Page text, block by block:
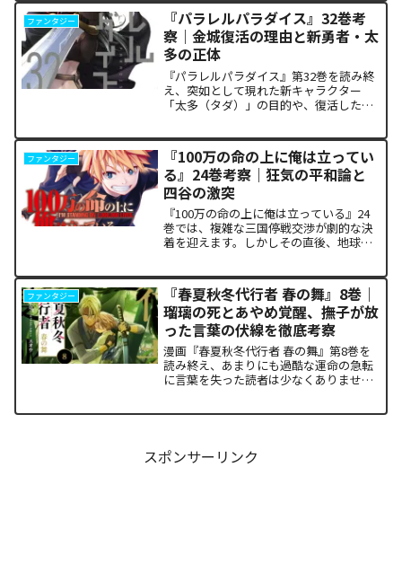
静寂が、一瞬にして極限の戦場へと変貌
するスリルに、多くの読者が...
ファンタジー
『パラレルパラダイス』32巻考
察｜金城復活の理由と新勇者・太
多の正体
『パラレルパラダイス』第32巻を読み終
え、突如として現れた新キャラクター
「太多（タダ）」の目的や、復活した邪
あまりにも重く、今後の世界の行方が気
になっている方も多いはずで...
ファンタジー
『100万の命の上に俺は立ってい
る』24巻考察｜狂気の平和論と
四谷の激突
『100万の命の上に俺は立っている』24
巻では、複雑な三国停戦交渉が劇的な決
着を迎えます。しかしその直後、地球を
ち塞がります。彼が主張する「狂気の平
和論」と四谷友助たち...
ファンタジー
『春夏秋冬代行者 春の舞』8巻｜
瑠璃の死とあやめ覚醒、撫子が放
った言葉の伏線を徹底考察
漫画『春夏秋冬代行者 春の舞』第8巻を
読み終え、あまりにも過酷な運命の急転
に言葉を失った読者は少なくありませ
スポンサーリンク